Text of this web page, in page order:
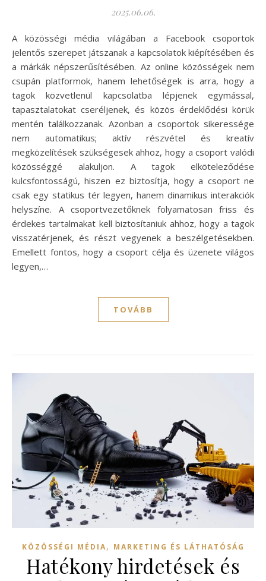
2025.06.06.
A közösségi média világában a Facebook csoportok
jelentős szerepet játszanak a kapcsolatok kiépítésében és
a márkák népszerűsítésében. Az online közösségek nem
csupán platformok, hanem lehetőségek is arra, hogy a
tagok közvetlenül kapcsolatba lépjenek egymással,
tapasztalatokat cseréljenek, és közös érdeklődési körük
mentén találkozzanak. Azonban a csoportok sikeressége
nem automatikus; aktív részvétel és kreatív
megközelítések szükségesek ahhoz, hogy a csoport valódi
közösséggé alakuljon. A tagok elköteleződése
kulcsfontosságú, hiszen ez biztosítja, hogy a csoport ne
csak egy statikus tér legyen, hanem dinamikus interakciók
helyszíne. A csoportvezetőknek folyamatosan friss és
érdekes tartalmakat kell biztosítaniuk ahhoz, hogy a tagok
visszatérjenek, és részt vegyenek a beszélgetésekben.
Emellett fontos, hogy a csoport célja és üzenete világos
legyen,…
TOVÁBB
KÖZÖSSÉGI MÉDIA, MARKETING ÉS LÁTHATÓSÁG
Hatékony hirdetések és